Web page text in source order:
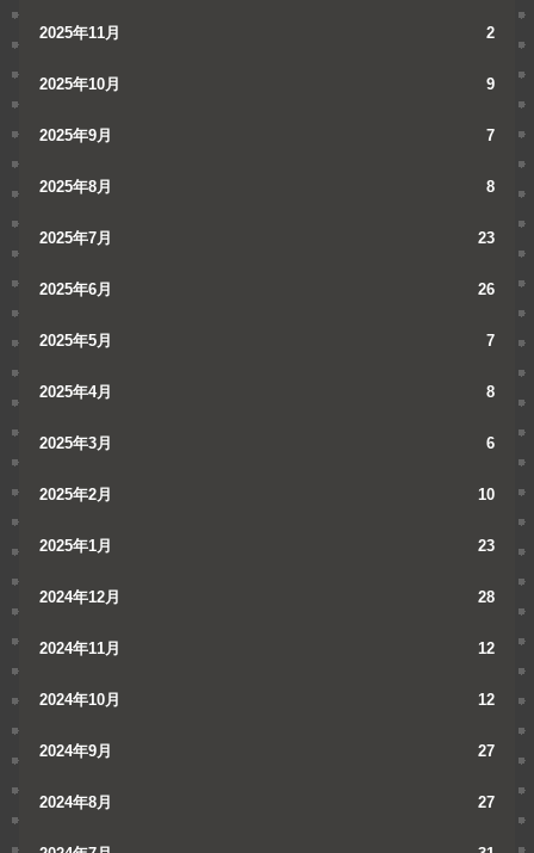
2025年11月 2
2025年10月 9
2025年9月 7
2025年8月 8
2025年7月 23
2025年6月 26
2025年5月 7
2025年4月 8
2025年3月 6
2025年2月 10
2025年1月 23
2024年12月 28
2024年11月 12
2024年10月 12
2024年9月 27
2024年8月 27